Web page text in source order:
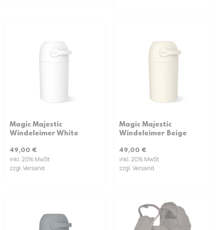
Magic Majestic
Windeleimer White
49,00 €
inkl. 20% MwSt
zzgl. Versand
Magic Majestic
Windeleimer Beige
49,00 €
inkl. 20% MwSt
zzgl. Versand